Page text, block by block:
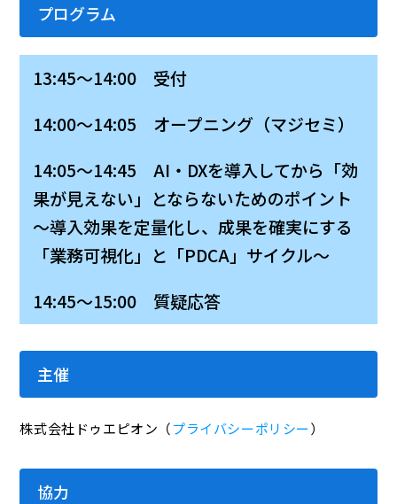
プログラム
13:45～14:00 受付
14:00～14:05 オープニング（マジセミ）
14:05～14:45 AI・DXを導入してから「効
果が見えない」とならないためのポイント
〜導入効果を定量化し、成果を確実にする
「業務可視化」と「PDCA」サイクル〜
14:45～15:00 質疑応答
主催
株式会社ドゥエピオン（プライバシーポリシー）
協力